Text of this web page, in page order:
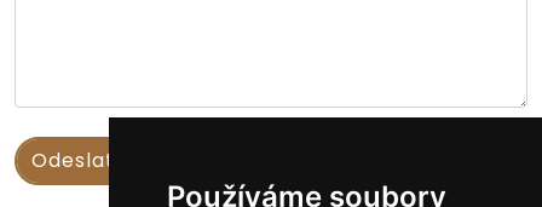
Používáme soubory